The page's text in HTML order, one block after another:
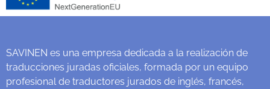
SAVINEN es una empresa dedicada a la realización de
traducciones juradas oficiales, formada por un equipo
profesional de traductores jurados de inglés, francés,